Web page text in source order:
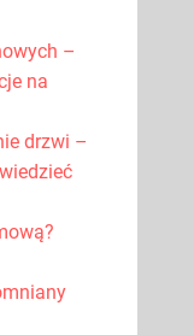
–
na
drzwi –